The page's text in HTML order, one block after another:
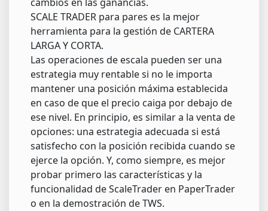
cambios en las ganancias.
SCALE TRADER para pares es la mejor
herramienta para la gestión de CARTERA
LARGA Y CORTA.
Las operaciones de escala pueden ser una
estrategia muy rentable si no le importa
mantener una posición máxima establecida
en caso de que el precio caiga por debajo de
ese nivel. En principio, es similar a la venta de
opciones: una estrategia adecuada si está
satisfecho con la posición recibida cuando se
ejerce la opción. Y, como siempre, es mejor
probar primero las características y la
funcionalidad de ScaleTrader en PaperTrader
o en la demostración de TWS.